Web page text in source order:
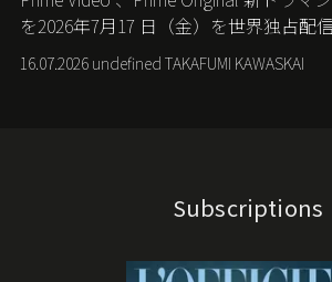
を2026年7月17 日（金）を世界独占配
16.07.2026 undefined TAKAFUMI KAWASKAI
Subscriptions